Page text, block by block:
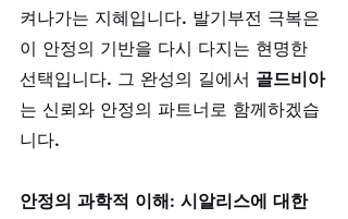
켜나가는 지혜입니다. 발기부전 극복은
이 안정의 기반을 다시 다지는 현명한
선택입니다. 그 완성의 길에서 골드비아
는 신뢰와 안정의 파트너로 함께하겠습
니다.
안정의 과학적 이해: 시알리스에 대한